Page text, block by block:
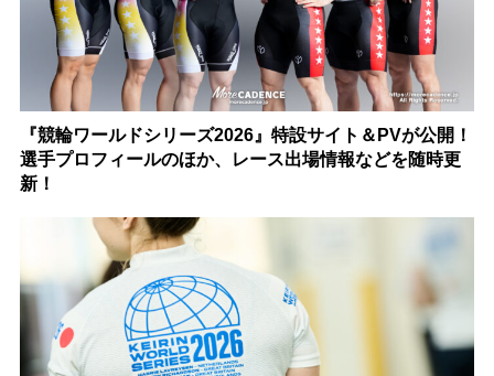
『競輪ワールドシリーズ2026』特設サイト＆PVが公開！
選手プロフィールのほか、レース出場情報などを随時更
新！